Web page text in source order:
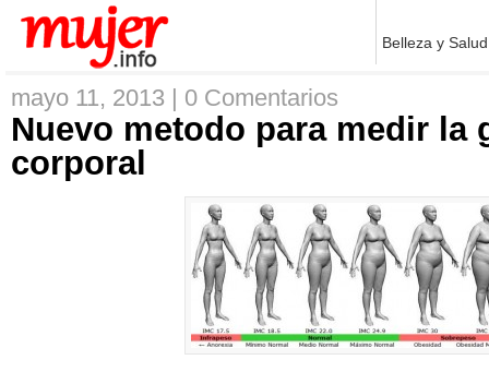
Belleza y Salud
mayo 11, 2013 | 0 Comentarios
Nuevo metodo para medir la
corporal